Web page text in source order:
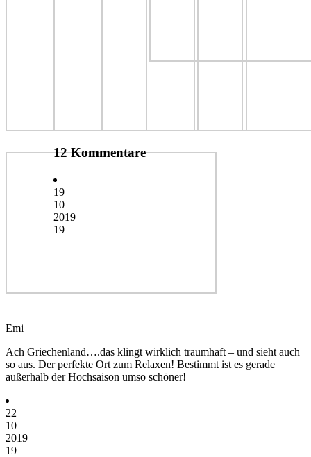
12 Kommentare
19
10
2019
19
Emi
Ach Griechenland….das klingt wirklich traumhaft – und sieht auch
so aus. Der perfekte Ort zum Relaxen! Bestimmt ist es gerade
außerhalb der Hochsaison umso schöner!
22
10
2019
19